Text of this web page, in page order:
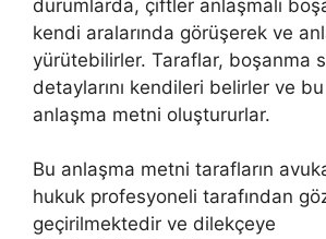
durumlarda, çiftler anlaşmalı
kendi aralarında görüşerek ve
yürütebilirler. Taraflar, boşanma
detaylarını kendileri belirler ve
anlaşma metni oluştururlar.
Bu anlaşma metni tarafların
hukuk profesyoneli tarafından
geçirilmektedir ve dilekçeye